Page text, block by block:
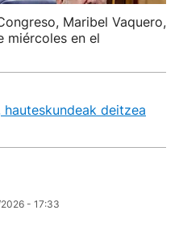
Maribel Vaquero,
miércoles en el
deitzea
- 17:33